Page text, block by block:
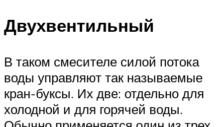
Двухвентильный
В таком смесителе силой потока
воды управляют так называемые
кран-буксы. Их две: отдельно для
холодной и для горячей воды.